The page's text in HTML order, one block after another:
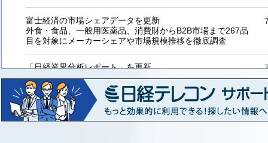
富士経済の市場シェアデータを更新
外食・食品、一般用医薬品、消費財からB2B市場まで267品
目を対象にメーカーシェアや市場規模推移を徹底調査
「日経業界分析レポート」を更新
「工業用プラスチック製品」「システムインテグレーター」
など20業界の内容を刷新
「東洋経済海外進出企業情報」の2026年版、約3万6千社を
収録